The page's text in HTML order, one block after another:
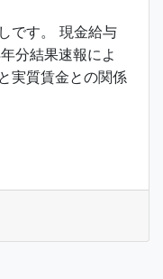
です。 現金給与
分結果速報によ
実質賃金との関係